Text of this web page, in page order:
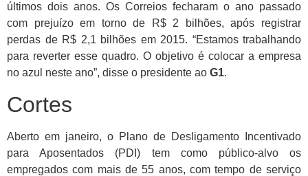
últimos dois anos. Os Correios fecharam o ano passado
com prejuízo em torno de R$ 2 bilhões, após registrar
perdas de R$ 2,1 bilhões em 2015. “Estamos trabalhando
para reverter esse quadro. O objetivo é colocar a empresa
no azul neste ano”, disse o presidente ao G1.
Cortes
Aberto em janeiro, o Plano de Desligamento Incentivado
para Aposentados (PDI) tem como público-alvo os
empregados com mais de 55 anos, com tempo de serviço